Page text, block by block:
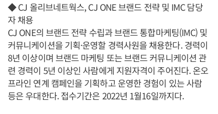
◆ CJ 올리브네트웍스, CJ ONE 브랜드 전략 및 IMC 담당
자 채용
CJ ONE의 브랜드 전략 수립과 브랜드 통합마케팅(IMC) 및
커뮤니케이션을 기획·운영할 경력사원을 채용한다. 경력이
8년 이상이며 브랜드 마케팅 또는 브랜드 커뮤니케이션 관
련 경력이 5년 이상인 사람에게 지원자격이 주어진다. 온오
프라인 연계 캠페인을 기획하고 운영한 경험이 있는 사람
등은 우대한다. 접수기간은 2022년 1월16일까지다.